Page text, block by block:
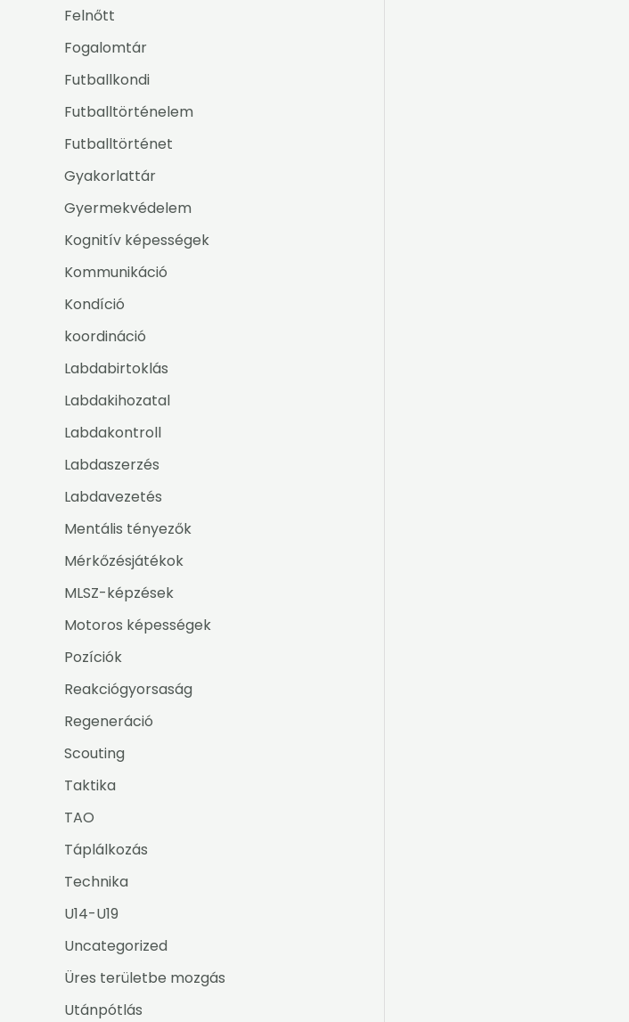
Felnőtt
Fogalomtár
Futballkondi
Futballtörténelem
Futballtörténet
Gyakorlattár
Gyermekvédelem
Kognitív képességek
Kommunikáció
Kondíció
koordináció
Labdabirtoklás
Labdakihozatal
Labdakontroll
Labdaszerzés
Labdavezetés
Mentális tényezők
Mérkőzésjátékok
MLSZ-képzések
Motoros képességek
Pozíciók
Reakciógyorsaság
Regeneráció
Scouting
Taktika
TAO
Táplálkozás
Technika
U14-U19
Uncategorized
Üres területbe mozgás
Utánpótlás